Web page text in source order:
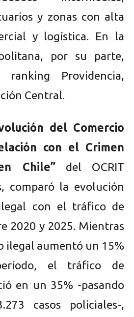
y zonas con alta
y logística. En la
por su parte,
ranking Providencia,
Central.
del Comercio
con el Crimen
Chile”del OCRIT
comparó la evolución
con el tráfico de
2020 y 2025. Mientras
ilegal aumentó un 15%
el tráfico de
en un 35% -pasando
casos policiales-,